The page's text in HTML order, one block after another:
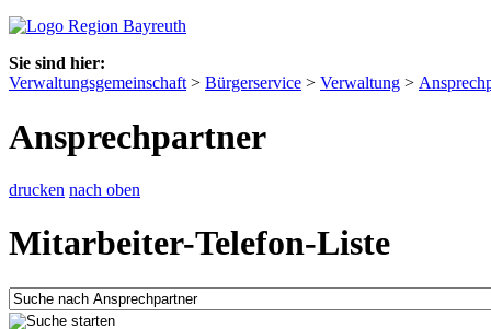
Sie sind hier:
Verwaltungsgemeinschaft > Bürgerservice > Verwaltung >
Ansprechpartner
drucken nach oben
Mitarbeiter-Telefon-Liste